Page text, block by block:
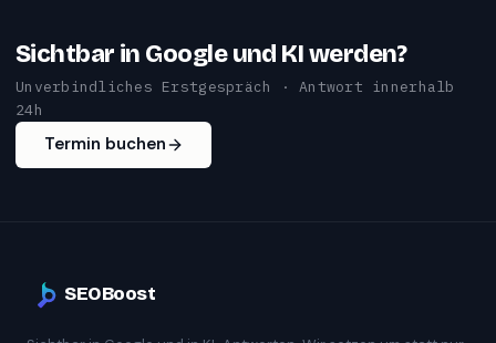
Sichtbar in Google und KI werden?
Unverbindliches Erstgespräch · Antwort innerhalb
24h
Termin buchen
SEOBoost